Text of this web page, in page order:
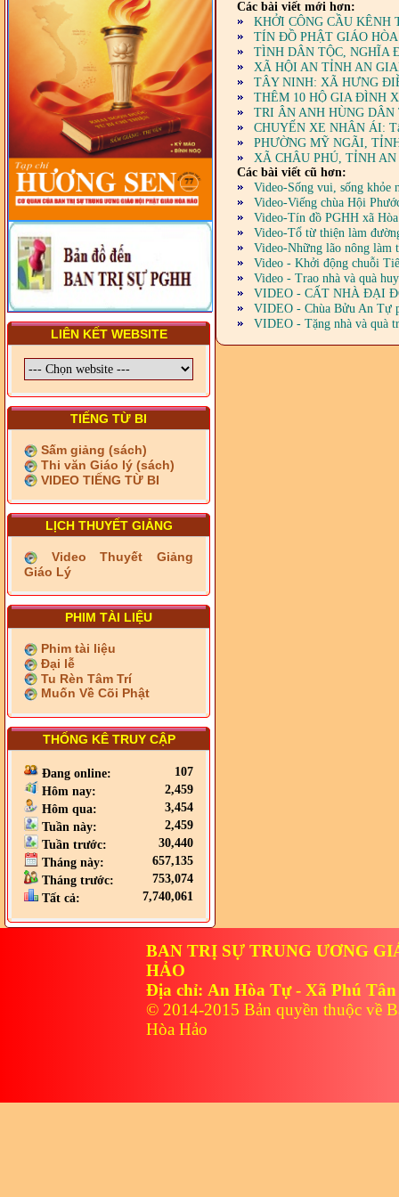
TRUNG ƯƠNG, BAN ĐẠI
DIỆN TỈNH VÀ GIÁO LÝ
VIÊN - CHUYÊN ĐỀ: NHỮNG
VẤN ĐỀ CHUNG VỀ PHÁP
LUẬT VÀ HỆ THỐNG PHÁP
LUẬT VIỆT NAM
- LỚP TẬP HUẤN LỊCH SỬ,
PHÁP LUẬT VIỆT NAM VÀ
HIẾN CHƯƠNG GIÁO HỘI
PGHH NHIỆM KỲ VI (2024-
2029) CHO TRỊ SỰ VIÊN
TRUNG ƯƠNG, BAN ĐẠI
DIỆN TỈNH VÀ GIÁO LÝ
VIÊN - CHUYÊN ĐỀ: SỰ RA
ĐỜI, BẢN CHẤT, CHỨC
NĂNG VÀ HÌNH THỨC CỦA
NƯỚC CHXHCN VIỆT NAM
LIÊN KẾT WEBSITE
TIẾNG TỪ BI
Sấm giảng (sách)
Thi văn Giáo lý (sách)
VIDEO TIẾNG TỪ BI
LỊCH THUYẾT GIẢNG
Video Thuyết Giảng
Giáo Lý
PHIM TÀI LIỆU
Phim tài liệu
Đại lễ
Tu Rèn Tâm Trí
Muốn Về Cõi Phật
THỐNG KÊ TRUY CẬP
Đang online:
107
Hôm nay:
2,459
Hôm qua:
3,454
Tuần này:
2,459
Tuần trước:
30,440
Tháng này:
657,135
Tháng trước:
753,074
Tất cả:
7,740,061
Các bài viết mới hơn:
KHỞI CÔNG CẦU KÊNH
TÍN ĐỒ PHẬT GIÁO
TÌNH DÂN TỘC, NGHĨA
XÃ HỘI AN TỈNH AN
TÂY NINH: XÃ HƯNG
THÊM 10 HỘ GIA ĐÌNH
TRI ÂN ANH HÙNG DÂN
CHUYẾN XE NHÂN ÁI:
PHƯỜNG MỸ NGÃI,
XÃ CHÂU PHÚ, TỈNH
Các bài viết cũ hơn:
Video-Sống vui, sống khỏe
Video-Viếng chùa Hội
Video-Tín đồ PGHH xã
Video-Tổ từ thiện làm
Video-Những lão nông
Video - Khởi động chuỗi
Video - Trao nhà và quà
VIDEO - CẤT NHÀ ĐẠI
VIDEO - Chùa Bửu An Tự
VIDEO - Tặng nhà và quà
BAN TRỊ SỰ TRUNG ƯƠNG
HẢO
Địa chỉ: An Hòa Tự - Xã Phú
© 2014-2015 Bản quyền thuộc về
Hòa Hảo